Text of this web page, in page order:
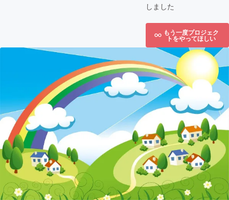
しました
もう一度プロジェク
トをやってほしい